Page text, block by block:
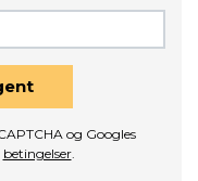
og Googles
betingelser.